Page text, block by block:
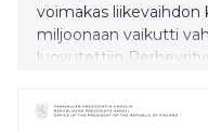
voimakas liikevaihdon
miljoonaan vaikutti
luovutettiin
2025.